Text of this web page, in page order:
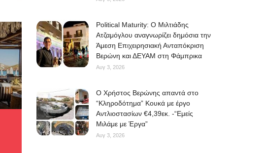
Political Maturity: Ο Μιλτιάδης
Ατζαμόγλου αναγνωρίζει δημόσια την
Άμεση Επιχειρησιακή Ανταπόκριση
Βερώνη και ΔΕΥΑΜ στη Φάμπρικα
Αυγ 3, 2026
O Χρήστος Βερώνης απαντά στο
“Κληροδότημα” Κουκά με έργο
Αντλιοστασίων €4,39εκ. -“Εμείς
Μιλάμε με Έργα”
Αυγ 3, 2026